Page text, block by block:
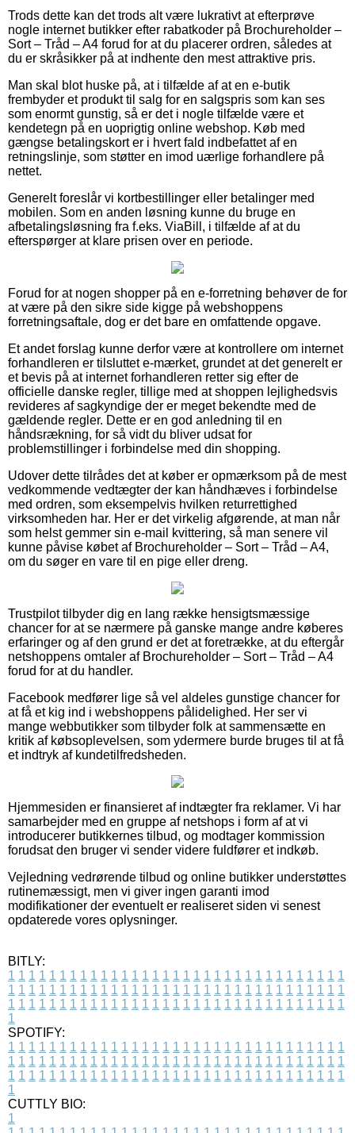
Trods dette kan det trods alt være lukrativt at efterprøve
nogle internet butikker efter rabatkoder på Brochureholder –
Sort – Tråd – A4 forud for at du placerer ordren, således at
du er skråsikker på at indhente den mest attraktive pris.
Man skal blot huske på, at i tilfælde af at en e-butik
frembyder et produkt til salg for en salgspris som kan ses
som enormt gunstig, så er det i nogle tilfælde være et
kendetegn på en uoprigtig online webshop. Køb med
gængse betalingskort er i hvert fald indbefattet af en
retningslinje, som støtter en imod uærlige forhandlere på
nettet.
Generelt foreslår vi kortbestillinger eller betalinger med
mobilen. Som en anden løsning kunne du bruge en
afbetalingsløsning fra f.eks. ViaBill, i tilfælde af at du
efterspørger at klare prisen over en periode.
Forud for at nogen shopper på en e-forretning behøver de for
at være på den sikre side kigge på webshoppens
forretningsaftale, dog er det bare en omfattende opgave.
Et andet forslag kunne derfor være at kontrollere om internet
forhandleren er tilsluttet e-mærket, grundet at det generelt er
et bevis på at internet forhandleren retter sig efter de
officielle danske regler, tillige med at shoppen lejlighedsvis
revideres af sagkyndige der er meget bekendte med de
gældende regler. Dette er en god anledning til en
håndsrækning, for så vidt du bliver udsat for
problemstillinger i forbindelse med din shopping.
Udover dette tilrådes det at køber er opmærksom på de mest
vedkommende vedtægter der kan håndhæves i forbindelse
med ordren, som eksempelvis hvilken returrettighed
virksomheden har. Her er det virkelig afgørende, at man når
som helst gemmer sin e-mail kvittering, så man senere vil
kunne påvise købet af Brochureholder – Sort – Tråd – A4,
om du søger en vare til en pige eller dreng.
Trustpilot tilbyder dig en lang række hensigtsmæssige
chancer for at se nærmere på ganske mange andre køberes
erfaringer og af den grund er det at foretrække, at du eftergår
netshoppens omtaler af Brochureholder – Sort – Tråd – A4
forud for at du handler.
Facebook medfører lige så vel aldeles gunstige chancer for
at få et kig ind i webshoppens pålidelighed. Her ser vi
mange webbutikker som tilbyder folk at sammensætte en
kritik af købsoplevelsen, som ydermere burde bruges til at få
et indtryk af kundetilfredsheden.
Hjemmesiden er finansieret af indtægter fra reklamer. Vi har
samarbejder med en gruppe af netshops i form af at vi
introducerer butikkernes tilbud, og modtager kommission
forudsat den bruger vi sender videre fuldfører et indkøb.
Vejledning vedrørende tilbud og online butikker understøttes
rutinemæssigt, men vi giver ingen garanti imod
modifikationer der eventuelt er realiseret siden vi senest
opdaterede vores oplysninger.
BITLY:
1 1 1 1 1 1 1 1 1 1 1 1 1 1 1 1 1 1 1 1 1 1 1 1 1 1 1 1 1 1 1 1 1
1 1 1 1 1 1 1 1 1 1 1 1 1 1 1 1 1 1 1 1 1 1 1 1 1 1 1 1 1 1 1 1 1
1 1 1 1 1 1 1 1 1 1 1 1 1 1 1 1 1 1 1 1 1 1 1 1 1 1 1 1 1 1 1 1 1
1
SPOTIFY:
1 1 1 1 1 1 1 1 1 1 1 1 1 1 1 1 1 1 1 1 1 1 1 1 1 1 1 1 1 1 1 1 1
1 1 1 1 1 1 1 1 1 1 1 1 1 1 1 1 1 1 1 1 1 1 1 1 1 1 1 1 1 1 1 1 1
1 1 1 1 1 1 1 1 1 1 1 1 1 1 1 1 1 1 1 1 1 1 1 1 1 1 1 1 1 1 1 1 1
1
CUTTLY BIO:
1